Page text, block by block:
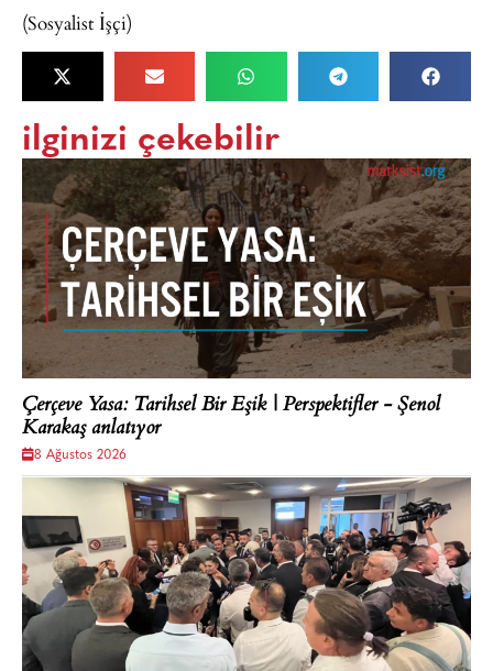
(Sosyalist İşçi)
ilginizi çekebilir
Çerçeve Yasa: Tarihsel Bir Eşik | Perspektifler - Şenol
Karakaş anlatıyor
8 Ağustos 2026